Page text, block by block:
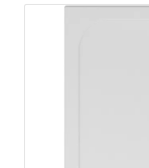
Ben accessoires
brossé
montage du
réduite de 30